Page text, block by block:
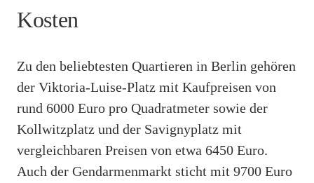
Kosten
Zu den beliebtesten Quartieren in Berlin gehören
der Viktoria-Luise-Platz mit Kaufpreisen von
rund 6000 Euro pro Quadratmeter sowie der
Kollwitzplatz und der Savignyplatz mit
vergleichbaren Preisen von etwa 6450 Euro.
Auch der Gendarmenmarkt sticht mit 9700 Euro